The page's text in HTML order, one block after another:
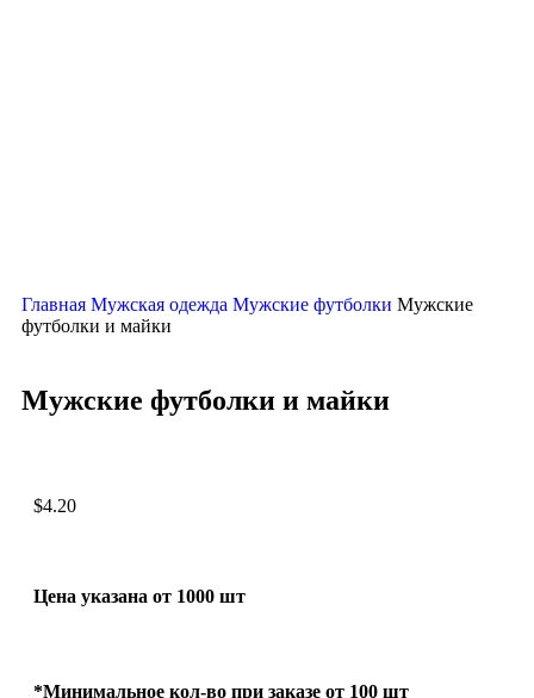
Главная Мужская одежда Мужские футболки Мужские
футболки и майки
Мужские футболки и майки
$4.20
Цена указана от 1000 шт
*Минимальное кол-во при заказе от 100 шт